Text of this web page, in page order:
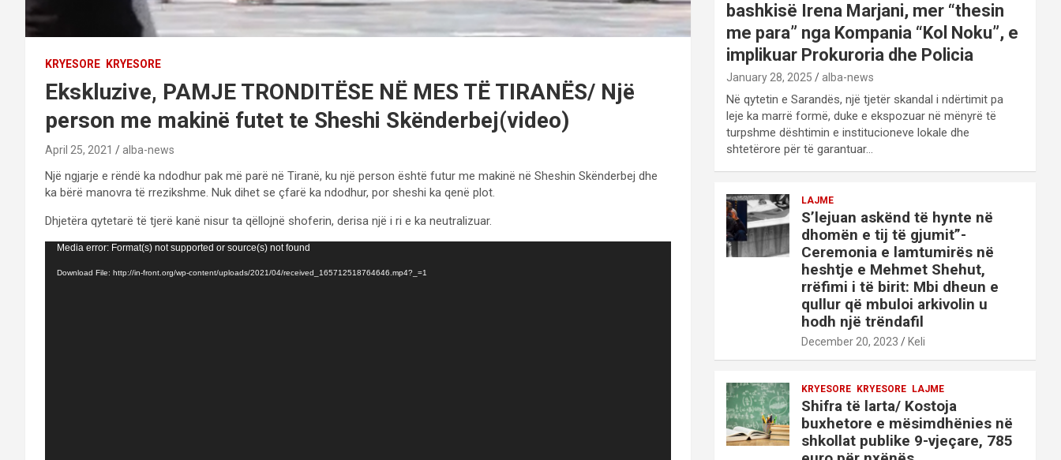
KRYESORE KRYESORE
Ekskluzive, PAMJE TRONDITËSE NË MES TË TIRANËS/ Një
person me makinë futet te Sheshi Skënderbej(video)
April 25, 2021 alba-news
Një ngjarje e rëndë ka ndodhur pak më parë në Tiranë, ku një person është futur me makinë në Sheshin Skënderbej dhe
ka bërë manovra të rrezikshme. Nuk dihet se çfarë ka ndodhur, por sheshi ka qenë plot.
Dhjetëra qytetarë të tjerë kanë nisur ta qëllojnë shoferin, derisa një i ri e ka neutralizuar.
Video
Media error: Format(s) not supported or source(s) not found
Download File: http://in-front.org/wp-content/uploads/2021/04/received_165712518764646.mp4?_=1
bashkisë Irena Marjani, mer “thesin
me para” nga Kompania “Kol Noku”, e
implikuar Prokuroria dhe Policia
January 28, 2025 alba-news
Në qytetin e Sarandës, një tjetër skandal i ndërtimit pa
leje ka marrë formë, duke e ekspozuar në mënyrë të
turpshme dështimin e institucioneve lokale dhe
shtetërore për të garantuar…
LAJME
S’lejuan askënd të hynte në
dhomën e tij të gjumit”-
Ceremonia e lamtumirës në
heshtje e Mehmet Shehut,
rrëfimi i të birit: Mbi dheun e
qullur që mbuloi arkivolin u
hodh një trëndafil
December 20, 2023 Keli
KRYESORE KRYESORE LAJME
Shifra të larta/ Kostoja
buxhetore e mësimdhënies në
shkollat publike 9-vjeçare, 785